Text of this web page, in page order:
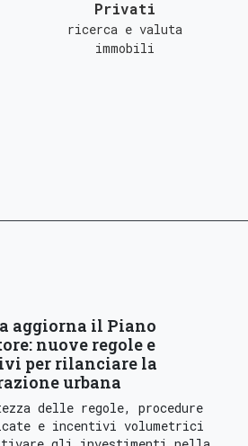
Privati
ricerca e valuta
immobili
aggiorna il Piano
nuove regole e
per rilanciare la
urbana
delle regole, procedure
e incentivi volumetrici